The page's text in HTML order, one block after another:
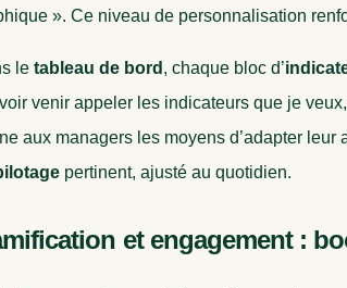
». Ce niveau de personnalisation
le tableau de bord , chaque bloc d’
venir appeler les indicateurs que je
aux managers les moyens d’adapter
pertinent, ajusté au quotidien.
et engagement :